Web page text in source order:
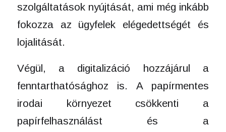
szolgáltatások nyújtását, ami még inkább
fokozza az ügyfelek elégedettségét és
lojalitását.
Végül, a digitalizáció hozzájárul a
fenntarthatósághoz is. A papírmentes
irodai környezet csökkenti a
papírfelhasználást és a